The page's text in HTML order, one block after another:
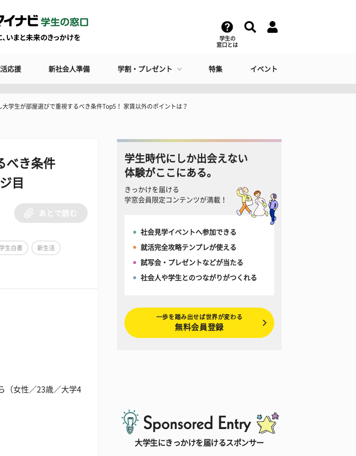
学生の
窓口とは
応援 新社会人準備 学割・プレゼント 特集 イベント
大学生が部屋選びで重視するべき条件Top5！ 家賃以外のポイントは？
べき条件
目
あとで読む
生白書 新生活
（女性／23歳／大学4
学生時代にしか出会えない
体験がここにある。
きっかけを届ける
学窓会員限定コンテンツが満載！
社会見学イベントへ参加できる
就活完全攻略テンプレが使える
試写会・プレゼントなどが当たる
社会人や学生とのつながりがつくれる
一歩を踏み出せば世界が変わる
無料会員登録
大学生にきっかけを届けるスポンサー